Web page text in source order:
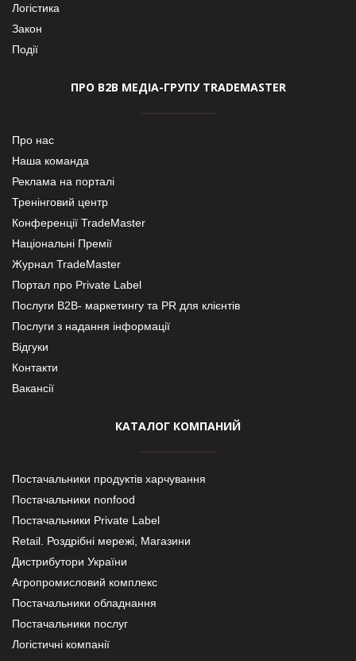
Логістика
Закон
Події
ПРО В2В МЕДІА-ГРУПУ TRADEMASTER
Про нас
Наша команда
Реклама на порталі
Тренінговий центр
Конференції TradeMaster
Національні Премії
Журнал TradeMaster
Портал про Private Label
Послуги В2В- маркетингу та PR для клієнтів
Послуги з надання інформації
Відгуки
Контакти
Вакансії
КАТАЛОГ КОМПАНИЙ
Постачальники продуктів харчування
Постачальники nonfood
Постачальники Private Label
Retail. Роздрібні мережі, Магазини
Дистрибутори України
Агропромисловий комплекс
Постачальники обладнання
Постачальники послуг
Логістичні компанії